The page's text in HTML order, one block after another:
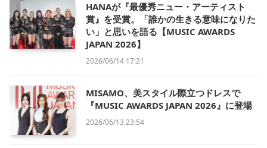
HANAが『最優秀ニュー・アーティスト
賞』を受賞。「誰かの生きる意味になりた
い」と思いを語る【MUSIC AWARDS
JAPAN 2026】
2026/06/14 17:21
MISAMO、美スタイル際立つドレスで
『MUSIC AWARDS JAPAN 2026』に登場
2026/06/13 23:54